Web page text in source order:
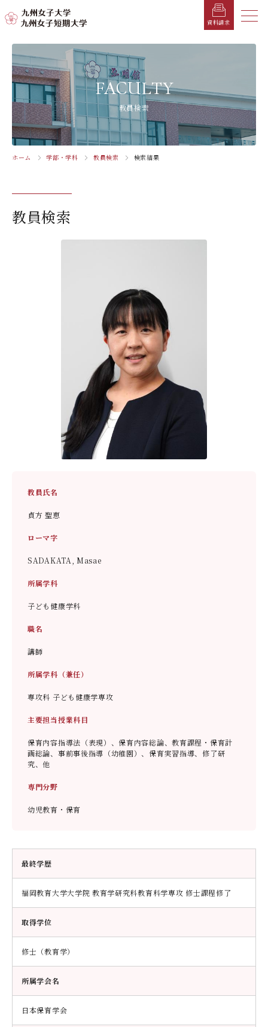
資料請求 メニ
メ
を
閉
じ
る
受験生の方へ
在学生の方へ
卒業生の方へ
保護者の方へ
総合案内
学長メッセージ
キャンパスマップ・施設紹介
教育理念・学則
地域教育実践研究センター
学部・学科
九州女子大学
家政学部
人間科学部
児童・幼児教育学科（旧 人間発達学科 人間発達
人間科学専攻（修士課程）
学部・学科
九州女子短期大学
子ども健康学科
専攻科
子ども健康学専攻
学生生活
キャンパスカレンダー
学納金
奨学金
就職情報
就職活動年間スケジュール
就職対策講座・ガイダンス
就職・キャリア支援
入試情報
入学試験要項・提出書類
入試日程・科目
出願方法
出前授業（高校生向け）
大規模災害により被災した本入学への特別措置
交通アクセス
施設・設備360°ストリートビュー
FACULTY
教員検索
ホーム 学部・学科 教員検索 検索結果
教員検索
教員氏名
貞方 聖恵
ローマ字
SADAKATA, Masae
所属学科
子ども健康学科
職名
講師
所属学科（兼任）
専攻科 子ども健康学専攻
主要担当授業科目
保育内容指導法（表現）、保育内容総論、教育課程・保育計
画総論、事前事後指導（幼稚園）、保育実習指導、修了研
究、他
専門分野
幼児教育・保育
最終学歴
福岡教育大学大学院 教育学研究科教育科学専攻 修士課程修了
取得学位
修士（教育学）
所属学会名
日本保育学会